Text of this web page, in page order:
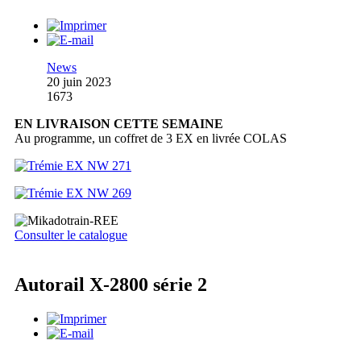
News
20 juin 2023
1673
EN LIVRAISON CETTE SEMAINE
Au programme, un coffret de 3 EX en livrée COLAS
Consulter le catalogue
Autorail X-2800 série 2